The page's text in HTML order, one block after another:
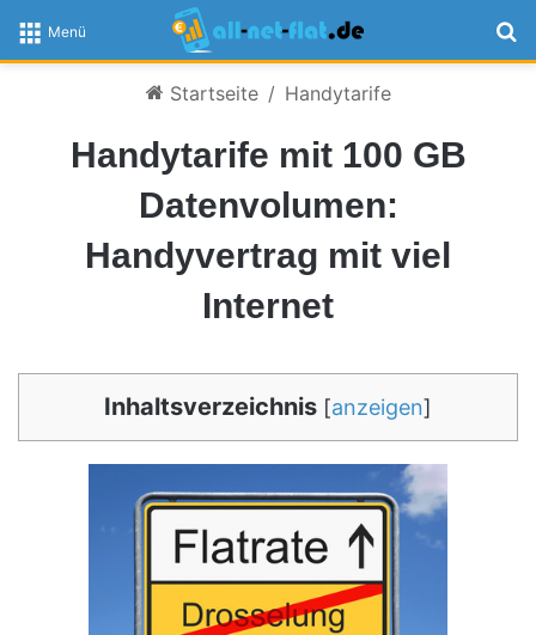
Menü
Startseite / Handytarife
Handytarife mit 100 GB
Datenvolumen:
Handyvertrag mit viel
Internet
Inhaltsverzeichnis [anzeigen]